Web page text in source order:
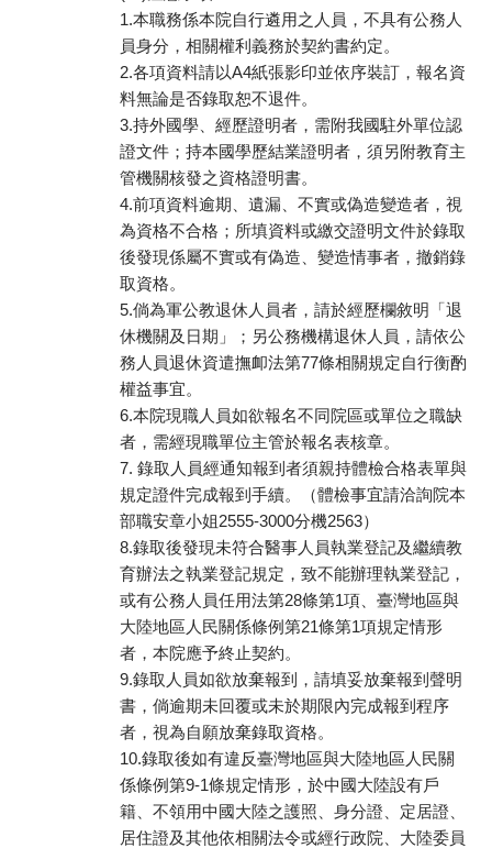
1.本職務係本院自行遴用之人員，不具有公務人
員身分，相關權利義務於契約書約定。
2.各項資料請以A4紙張影印並依序裝訂，報名資
料無論是否錄取恕不退件。
3.持外國學、經歷證明者，需附我國駐外單位認
證文件；持本國學歷結業證明者，須另附教育主
管機關核發之資格證明書。
4.前項資料逾期、遺漏、不實或偽造變造者，視
為資格不合格；所填資料或繳交證明文件於錄取
後發現係屬不實或有偽造、變造情事者，撤銷錄
取資格。
5.倘為軍公教退休人員者，請於經歷欄敘明「退
休機關及日期」；另公務機構退休人員，請依公
務人員退休資遣撫卹法第77條相關規定自行衡酌
權益事宜。
6.本院現職人員如欲報名不同院區或單位之職缺
者，需經現職單位主管於報名表核章。
7. 錄取人員經通知報到者須親持體檢合格表單與
規定證件完成報到手續。（體檢事宜請洽詢院本
部職安章小姐2555-3000分機2563）
8.錄取後發現未符合醫事人員執業登記及繼續教
育辦法之執業登記規定，致不能辦理執業登記，
或有公務人員任用法第28條第1項、臺灣地區與
大陸地區人民關係條例第21條第1項規定情形
者，本院應予終止契約。
9.錄取人員如欲放棄報到，請填妥放棄報到聲明
書，倘逾期未回覆或未於期限內完成報到程序
者，視為自願放棄錄取資格。
10.錄取後如有違反臺灣地區與大陸地區人民關
係條例第9-1條規定情形，於中國大陸設有戶
籍、不領用中國大陸之護照、身分證、定居證、
居住證及其他依相關法令或經行政院、大陸委員